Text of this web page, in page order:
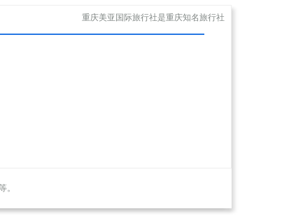
重庆美亚国际旅行社是重庆知名旅行社
。